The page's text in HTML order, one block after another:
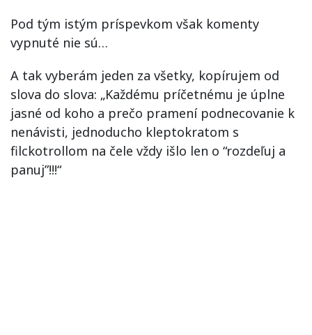
Pod tým istým príspevkom však komenty
vypnuté nie sú…
A tak vyberám jeden za všetky, kopírujem od
slova do slova: „Každému príčetnému je úplne
jasné od koho a prečo pramení podnecovanie k
nenávisti, jednoducho kleptokratom s
filckotrollom na čele vždy išlo len o “rozdeľuj a
panuj”!!!“